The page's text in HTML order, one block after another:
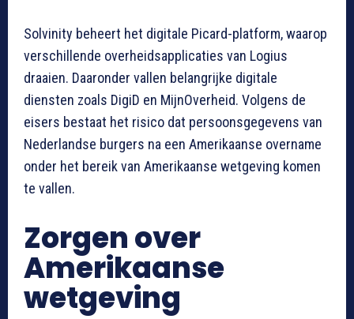
Solvinity beheert het digitale Picard-platform, waarop
verschillende overheidsapplicaties van Logius
draaien. Daaronder vallen belangrijke digitale
diensten zoals DigiD en MijnOverheid. Volgens de
eisers bestaat het risico dat persoonsgegevens van
Nederlandse burgers na een Amerikaanse overname
onder het bereik van Amerikaanse wetgeving komen
te vallen.
Zorgen over
Amerikaanse
wetgeving